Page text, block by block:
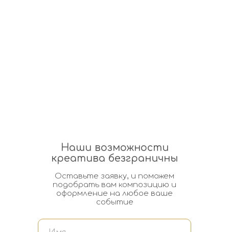
Наши возможности
креатива безграничны
Оставьте заявку, и поможем
подобрать вам композицию и
оформление на любое ваше
событие